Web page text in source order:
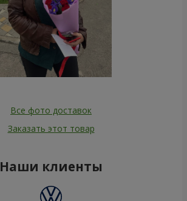
Все фото доставок
Заказать этот товар
Наши клиенты